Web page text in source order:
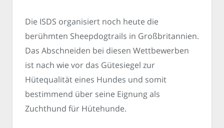
Die ISDS organisiert noch heute die
berühmten Sheepdogtrails in Großbritannien.
Das Abschneiden bei diesen Wettbewerben
ist nach wie vor das Gütesiegel zur
Hütequalität eines Hundes und somit
bestimmend über seine Eignung als
Zuchthund für Hütehunde.